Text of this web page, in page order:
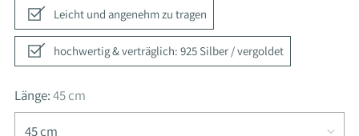
Leicht und angenehm zu tragen
hochwertig & verträglich: 925 Silber / vergoldet
Länge:45 cm